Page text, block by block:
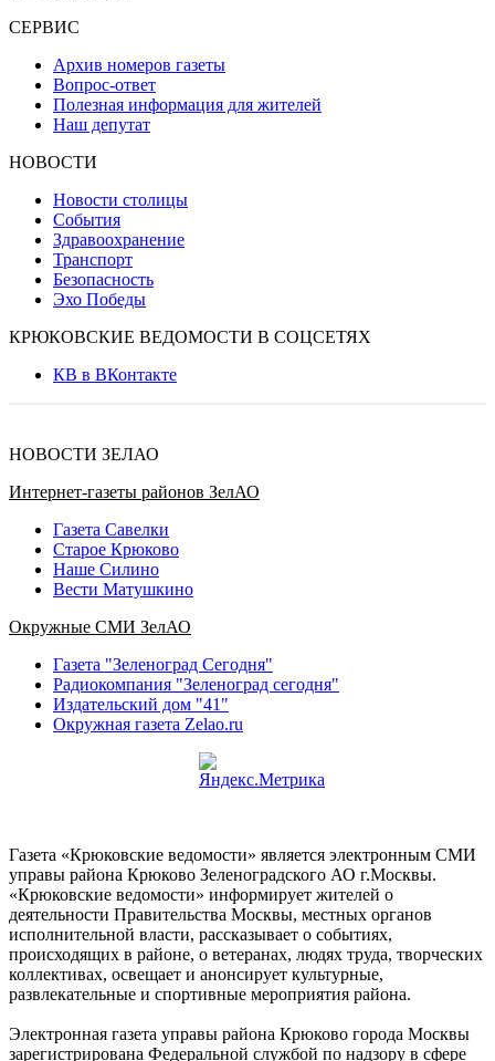
СЕРВИС
Архив номеров газеты
Вопрос-ответ
Полезная информация для жителей
Наш депутат
НОВОСТИ
Новости столицы
События
Здравоохранение
Транспорт
Безопасность
Эхо Победы
КРЮКОВСКИЕ ВЕДОМОСТИ В СОЦСЕТЯХ
КВ в ВКонтакте
НОВОСТИ ЗЕЛАО
Интернет-газеты районов ЗелАО
Газета Савелки
Старое Крюково
Наше Силино
Вести Матушкино
Окружные СМИ ЗелАО
Газета "Зеленоград Сегодня"
Радиокомпания "Зеленоград сегодня"
Издательский дом "41"
Окружная газета Zelao.ru
Газета «Крюковские ведомости» является электронным СМИ
управы района Крюково Зеленоградского АО г.Москвы.
«Крюковские ведомости» информирует жителей о
деятельности Правительства Москвы, местных органов
исполнительной власти, рассказывает о событиях,
происходящих в районе, о ветеранах, людях труда, творческих
коллективах, освещает и анонсирует культурные,
развлекательные и спортивные мероприятия района.
Электронная газета управы района Крюково города Москвы
зарегистрирована Федеральной службой по надзору в сфере